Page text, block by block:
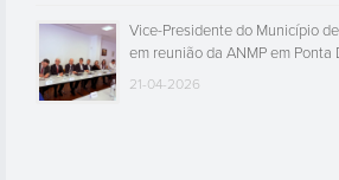
Vice-Presidente do Município
em reunião da ANMP em Ponta
21-04-2026